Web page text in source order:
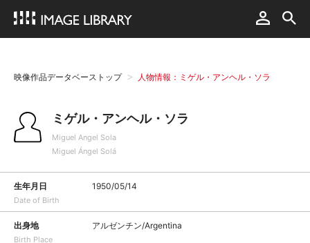
映像作品データベーストップ 人物情報：ミゲル・アンヘル・ソラ
ミゲル・アンヘル・ソラ
Miguel Angel Sola
Miguel Ángel Solá
生年月日
Date of Birth
1950/05/14
出身地
Birth Place
アルゼンチン/Argentina